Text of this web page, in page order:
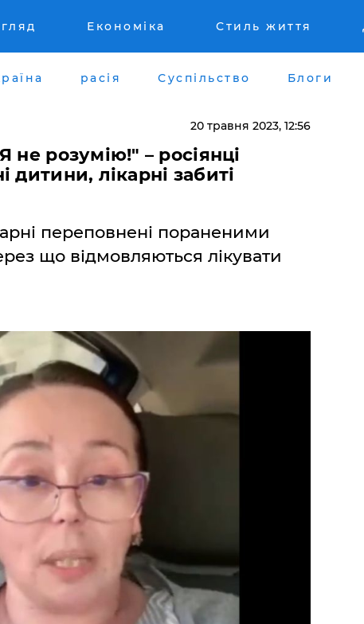
Економіка Стиль життя
расія Суспільство Блоги
20 травня 2023, 12:56
розумію!" – росіянці
дитини, лікарні забиті
переповнені пораненими
що відмовляються лікувати